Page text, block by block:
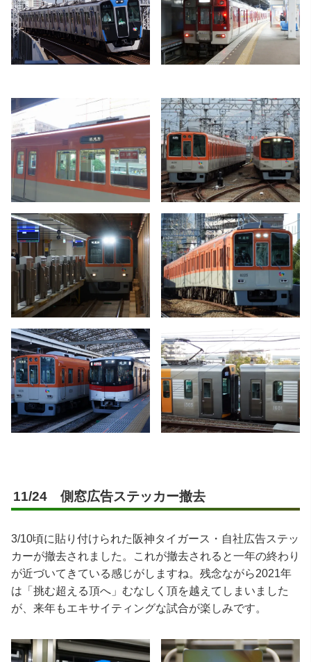
11/24 側窓広告ステッカー撤去
3/10頃に貼り付けられた阪神タイガース・自社広告ステッ
カーが撤去されました。これが撤去されると一年の終わり
が近づいてきている感じがしますね。残念ながら2021年
は「挑む超える頂へ」むなしく頂を越えてしまいました
が、来年もエキサイティングな試合が楽しみです。